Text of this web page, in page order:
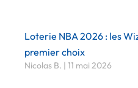
Loterie NBA 2026 : les
premier choix
Nicolas B. 11 mai 2026